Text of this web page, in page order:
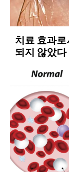
치료 효과
되지 않았다